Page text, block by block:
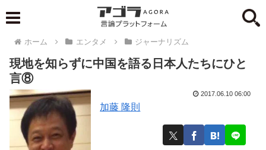
ホーム エンタメ ジャーナリズム
現地を知らずに中国を語る日本人たちにひと
言⑧
加藤 隆則
2017.06.10 06:00